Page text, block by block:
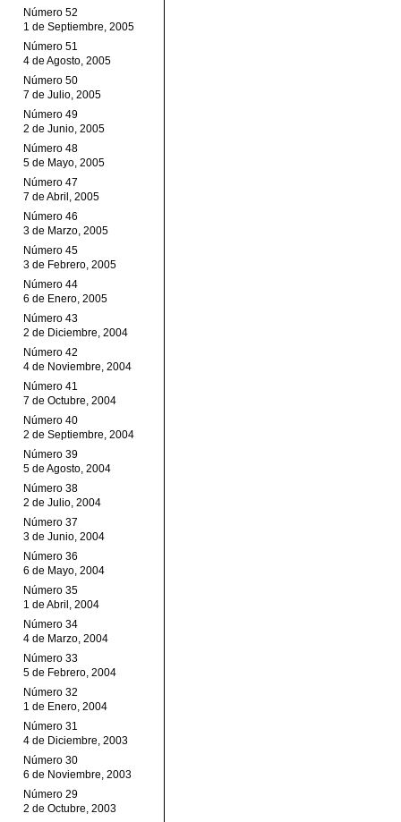
Número 52
1 de Septiembre, 2005
Número 51
4 de Agosto, 2005
Número 50
7 de Julio, 2005
Número 49
2 de Junio, 2005
Número 48
5 de Mayo, 2005
Número 47
7 de Abril, 2005
Número 46
3 de Marzo, 2005
Número 45
3 de Febrero, 2005
Número 44
6 de Enero, 2005
Número 43
2 de Diciembre, 2004
Número 42
4 de Noviembre, 2004
Número 41
7 de Octubre, 2004
Número 40
2 de Septiembre, 2004
Número 39
5 de Agosto, 2004
Número 38
2 de Julio, 2004
Número 37
3 de Junio, 2004
Número 36
6 de Mayo, 2004
Número 35
1 de Abril, 2004
Número 34
4 de Marzo, 2004
Número 33
5 de Febrero, 2004
Número 32
1 de Enero, 2004
Número 31
4 de Diciembre, 2003
Número 30
6 de Noviembre, 2003
Número 29
2 de Octubre, 2003